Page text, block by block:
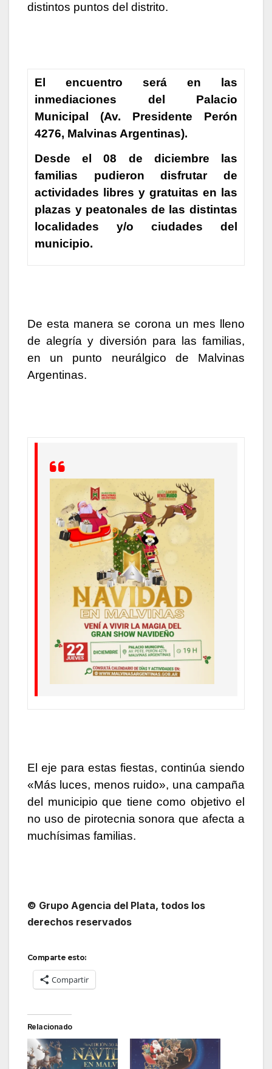
distintos puntos del distrito.
El encuentro será en las
inmediaciones del Palacio
Municipal (Av. Presidente Perón
4276, Malvinas Argentinas).
Desde el 08 de diciembre las
familias pudieron disfrutar de
actividades libres y gratuitas en las
plazas y peatonales de las distintas
localidades y/o ciudades del
municipio.
De esta manera se corona un mes lleno
de alegría y diversión para las familias,
en un punto neurálgico de Malvinas
Argentinas.
El eje para estas fiestas, continúa siendo
«Más luces, menos ruido», una campaña
del municipio que tiene como objetivo el
no uso de pirotecnia sonora que afecta a
muchísimas familias.
© Grupo Agencia del Plata, todos los
derechos reservados
Comparte esto:
Compartir
Relacionado